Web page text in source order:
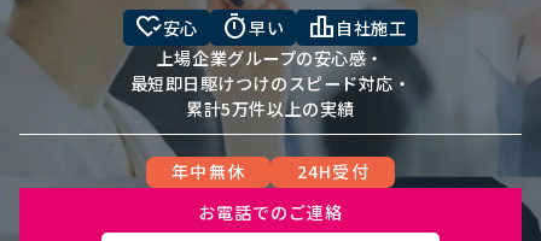
heart_check安心 timer早い leaderboard 自社施工
上場企業グループの安心感・
最短即日駆けつけのスピード対応・
累計5万件以上の実績
年中無休
24H受付
お電話でのご連絡